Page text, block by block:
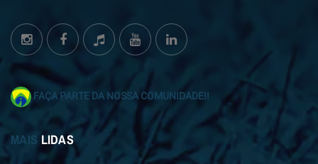
FAÇA PARTE DA NOSSA COMUNIDADE!!
MAIS LIDAS